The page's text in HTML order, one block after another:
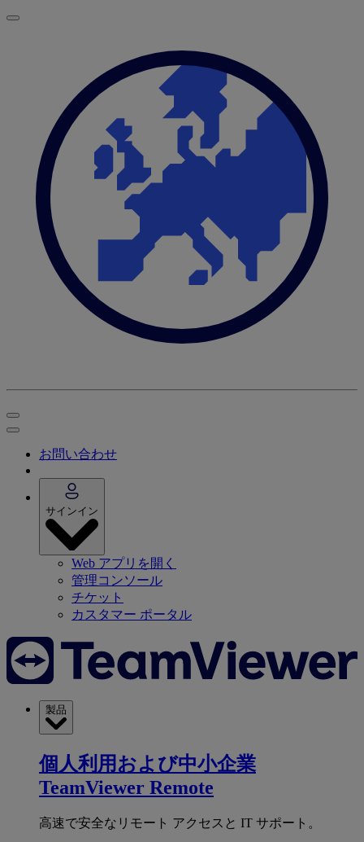
お問い合わせ
サインイン
Web アプリを開く
管理コンソール
チケット
カスタマー ポータル
製品
個人利用および中小企業
TeamViewer Remote
高速で安全なリモート アクセスと IT サポート。